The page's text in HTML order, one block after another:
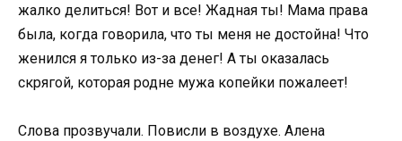
жалко делиться! Вот и все! Жадная ты! Мама права
была, когда говорила, что ты меня не достойна! Что
женился я только из-за денег! А ты оказалась
скрягой, которая родне мужа копейки пожалеет!
Слова прозвучали. Повисли в воздухе. Алена